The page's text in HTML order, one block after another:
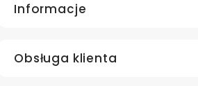
Informacje
Obsługa klienta